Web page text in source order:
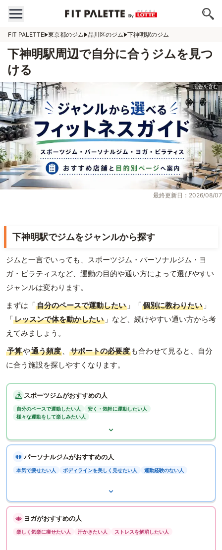
FIT PALETTE 東京都のジム 品川区のジム 下神明駅のジム
下神明駅周辺で自分に合うジムを見つ
ける
最終更新日：2026/08/07
下神明駅でジムをジャンルから探す
ジムと一言でいっても、スポーツジム・パーソナルジム・ヨ
ガ・ピラティスなど、運動の目的や通い方によって選びやすい
ジャンルは変わります。
まずは「自分のペースで運動したい 」「個別に教わりたい 」
「レッスンで体を動かしたい 」など、続けやすい通い方から考
えてみましょう。
予算や通う頻度 、 サポートの必要度 も合わせて見ると、自分
に合う施設を探しやすくなります。
スポーツジムがおすすめの人
自分のペースで運動したい人
安く・気軽に運動したい人
様々な運動をして楽しみたい人
パーソナルジムがおすすめの人
本気で痩せたい人 ボディラインを美しく見せたい人 運動経験のない人
ヨガがおすすめの人
楽しく気楽に痩せたい人 汗かきたい人 ストレスを解消したい人